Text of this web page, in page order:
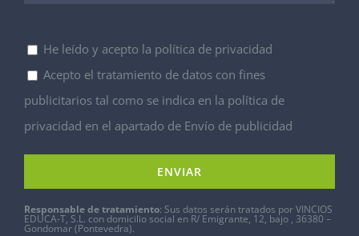
He leído y acepto la política de privacidad
Acepto el tratamiento de datos con fines
publicitarios tal como se indica en la política de
privacidad en el apartado de Envío de publicidad
Responsable de tratamiento: Sus datos serán tratados por VINCIOS
EDUCA-T, S.L. con domicilio social en R/ Emigrante, 12, bajo , 36380 –
Gondomar (Pontevedra).